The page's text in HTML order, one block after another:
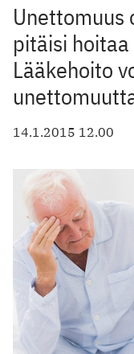
Unettomuus
pitäisi
Lääkehoito
14.1.2015 12.00